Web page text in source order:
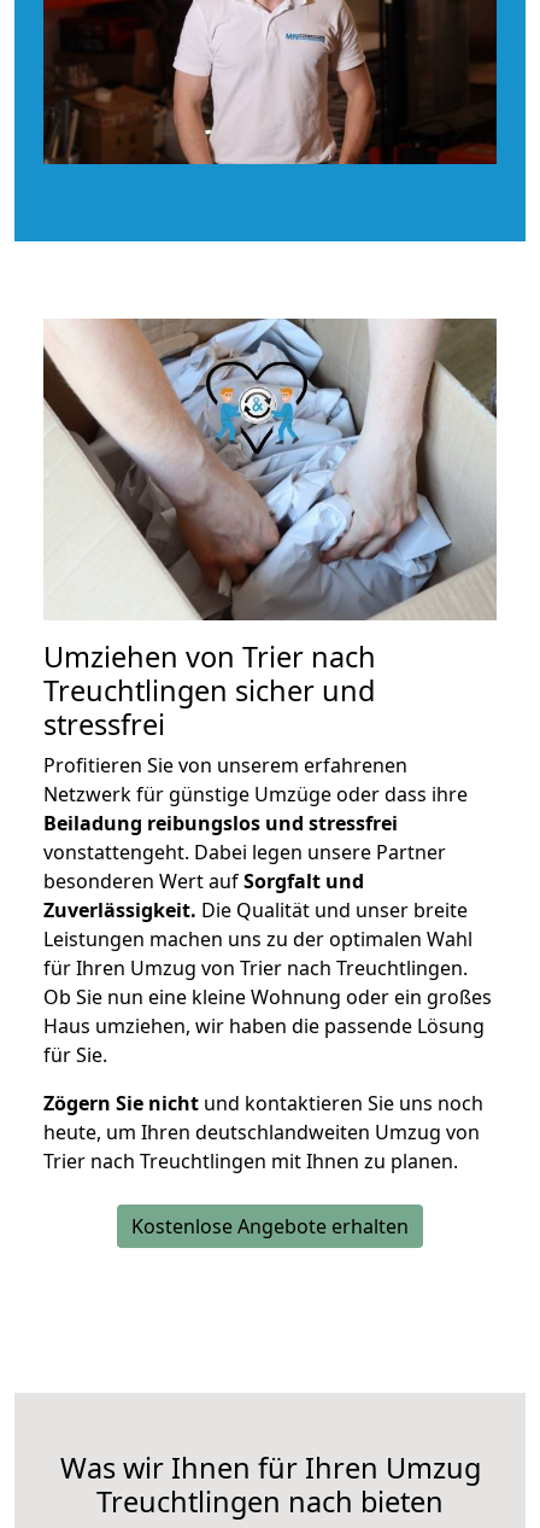
Umziehen von Trier nach
Treuchtlingen sicher und
stressfrei
Profitieren Sie von unserem erfahrenen
Netzwerk für günstige Umzüge oder dass ihre
Beiladung reibungslos und stressfrei
vonstattengeht. Dabei legen unsere Partner
besonderen Wert aufSorgfalt und
Zuverlässigkeit. Die Qualität und unser breite
Leistungen machen uns zu der optimalen Wahl
für Ihren Umzug von Trier nach Treuchtlingen.
Ob Sie nun eine kleine Wohnung oder ein großes
Haus umziehen, wir haben die passende Lösung
für Sie.
Zögern Sie nicht und kontaktieren Sie uns noch
heute, um Ihren deutschlandweiten Umzug von
Trier nach Treuchtlingen mit Ihnen zu planen.
Kostenlose Angebote erhalten
Was wir Ihnen für Ihren Umzug
Treuchtlingen nach bieten